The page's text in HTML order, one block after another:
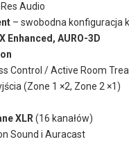
Res Audio
– swobodna konfiguracja
Enhanced, AURO-3D
Control / Active Room
(Zone 1 ×2, Zone 2 ×1)
XLR (16 kanałów)
Sound i Auracast